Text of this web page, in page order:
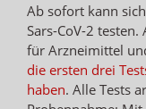
Ab sofort kann
Sars-CoV-2
für Arzneimittel
die ersten drei
haben. Alle Tests